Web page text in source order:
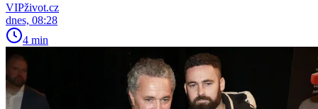
VIPživot.cz
dnes, 08:28
4 min